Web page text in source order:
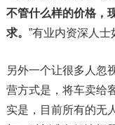
不管什么样的价格，
求。 ”有业内资深人士
另外一个让很多人忽
营方式是，将车卖给
实是，目前所有的无